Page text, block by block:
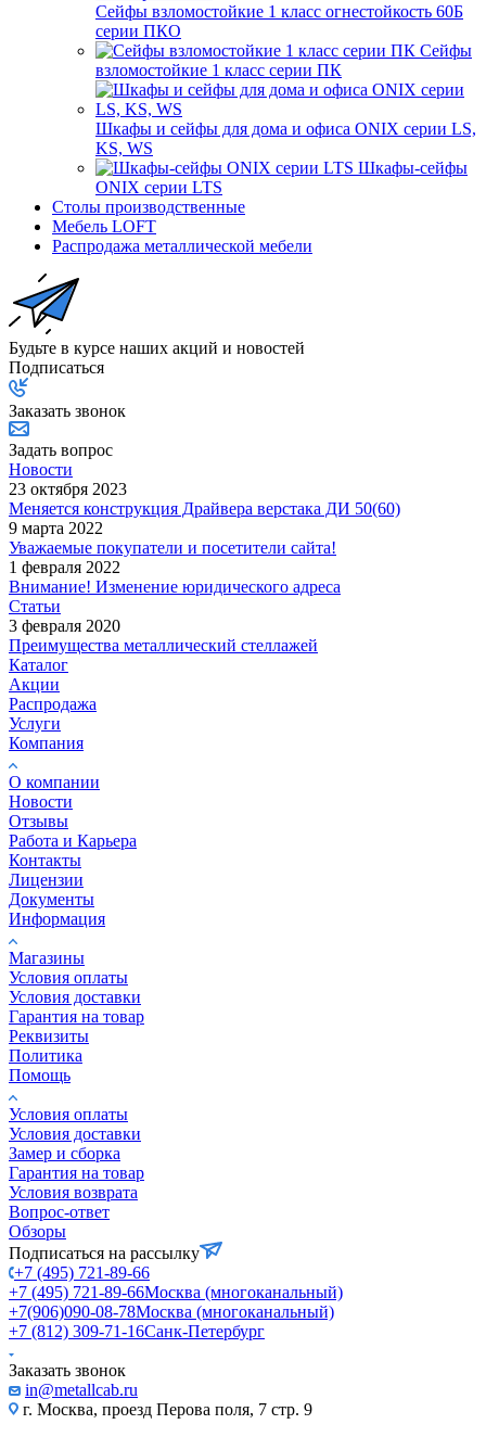
Сейфы взломостойкие 1 класс огнестойкость 60Б
серии ПКО
Сейфы
взломостойкие 1 класс серии ПК
Шкафы и сейфы для дома и офиса ONIX серии LS,
KS, WS
Шкафы-сейфы
ONIX серии LTS
Столы производственные
Мебель LOFT
Распродажа металлической мебели
Будьте в курсе наших акций и новостей
Подписаться
Заказать звонок
Задать вопрос
Новости
23 октября 2023
Меняется конструкция Драйвера верстака ДИ 50(60)
9 марта 2022
Уважаемые покупатели и посетители сайта!
1 февраля 2022
Внимание! Изменение юридического адреса
Статьи
3 февраля 2020
Преимущества металлический стеллажей
Каталог
Акции
Распродажа
Услуги
Компания
О компании
Новости
Отзывы
Работа и Карьера
Контакты
Лицензии
Документы
Информация
Магазины
Условия оплаты
Условия доставки
Гарантия на товар
Реквизиты
Политика
Помощь
Условия оплаты
Условия доставки
Замер и сборка
Гарантия на товар
Условия возврата
Вопрос-ответ
Обзоры
Подписаться на рассылку
+7 (495) 721-89-66
+7 (495) 721-89-66Москва (многоканальный)
+7(906)090-08-78Москва (многоканальный)
+7 (812) 309-71-16Санк-Петербург
Заказать звонок
in@metallcab.ru
г. Москва, проезд Перова поля, 7 стр. 9